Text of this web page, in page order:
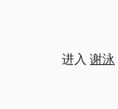
进入 谢泳